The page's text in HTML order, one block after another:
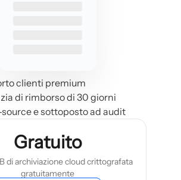
clienti premium
di rimborso di 30 giorni
e sottoposto ad audit
Gratuito
di archiviazione cloud crittografata
gratuitamente